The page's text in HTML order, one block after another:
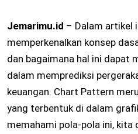
Jemarimu.id – Dalam artikel
memperkenalkan konsep
dan bagaimana hal ini dapat
dalam memprediksi
keuangan. Chart Pattern
yang terbentuk di dalam
memahami pola-pola ini,